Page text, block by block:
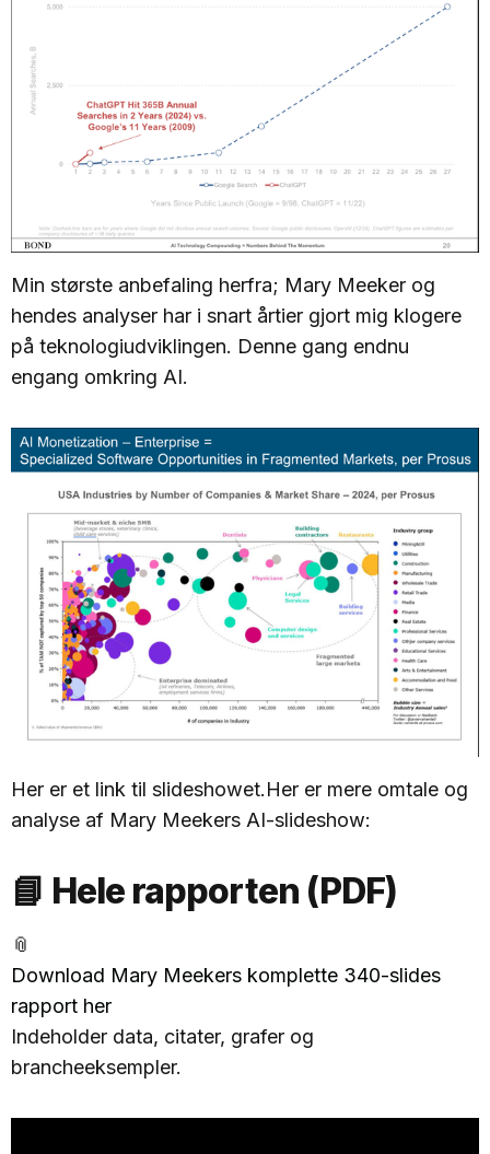
Min største anbefaling herfra; Mary Meeker og
hendes analyser har i snart årtier gjort mig klogere
på teknologiudviklingen. Denne gang endnu
engang omkring AI.
Her er et link til slideshowet.Her er mere omtale og
analyse af Mary Meekers AI-slideshow:
📘 Hele rapporten (PDF)
📎
Download Mary Meekers komplette 340-slides
rapport her
Indeholder data, citater, grafer og
brancheeksempler.